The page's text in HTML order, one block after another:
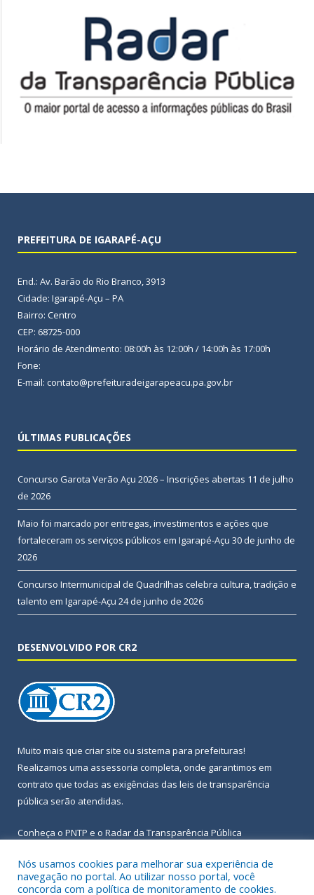
PREFEITURA DE IGARAPÉ-AÇU
End.: Av. Barão do Rio Branco, 3913
Cidade: Igarapé-Açu – PA
Bairro: Centro
CEP: 68725-000
Horário de Atendimento: 08:00h às 12:00h / 14:00h às 17:00h
Fone:
E-mail: contato@prefeituradeigarapeacu.pa.gov.br
ÚLTIMAS PUBLICAÇÕES
Concurso Garota Verão Açu 2026 – Inscrições abertas 11 de julho
de 2026
Maio foi marcado por entregas, investimentos e ações que
fortaleceram os serviços públicos em Igarapé-Açu 30 de junho de
2026
Concurso Intermunicipal de Quadrilhas celebra cultura, tradição e
talento em Igarapé-Açu 24 de junho de 2026
DESENVOLVIDO POR CR2
Muito mais que criar site ou sistema para prefeituras!
Realizamos uma assessoria completa, onde garantimos em
contrato que todas as exigências das leis de transparência
pública serão atendidas.
Conheça o PNTP e o Radar da Transparência Pública
Nós usamos cookies para melhorar sua experiência de
navegação no portal. Ao utilizar nosso portal, você
concorda com a política de monitoramento de cookies.